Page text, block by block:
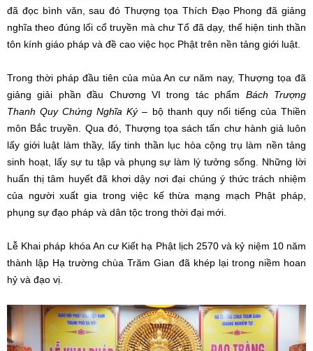
đã đọc bình văn, sau đó Thượng tọa Thích Đạo Phong đã giảng
nghĩa theo đúng lối cổ truyền mà chư Tổ đã dạy, thể hiện tinh thần
tôn kính giáo pháp và đề cao việc học Phật trên nền tảng giới luật.
Trong thời pháp đầu tiên của mùa An cư năm nay, Thượng tọa đã
giảng giải phần đầu Chương VI trong tác phẩm Bách Trượng
Thanh Quy Chứng Nghĩa Ký– bộ thanh quy nổi tiếng của Thiền
môn Bắc truyền. Qua đó, Thượng tọa sách tấn chư hành giả luôn
lấy giới luật làm thầy, lấy tinh thần lục hòa cộng trụ làm nền tảng
sinh hoạt, lấy sự tu tập và phụng sự làm lý tưởng sống. Những lời
huấn thị tâm huyết đã khơi dậy nơi đại chúng ý thức trách nhiệm
của người xuất gia trong việc kế thừa mạng mạch Phật pháp,
phụng sự đạo pháp và dân tộc trong thời đại mới.
Lễ Khai pháp khóa An cư Kiết hạ Phật lịch 2570 và kỷ niệm 10 năm
thành lập Hạ trường chùa Trăm Gian đã khép lại trong niềm hoan
hỷ và đạo vị.